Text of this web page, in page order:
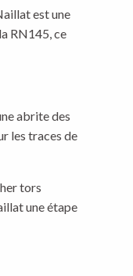
est une
RN145, ce
abrite des
les traces de
tors
une étape